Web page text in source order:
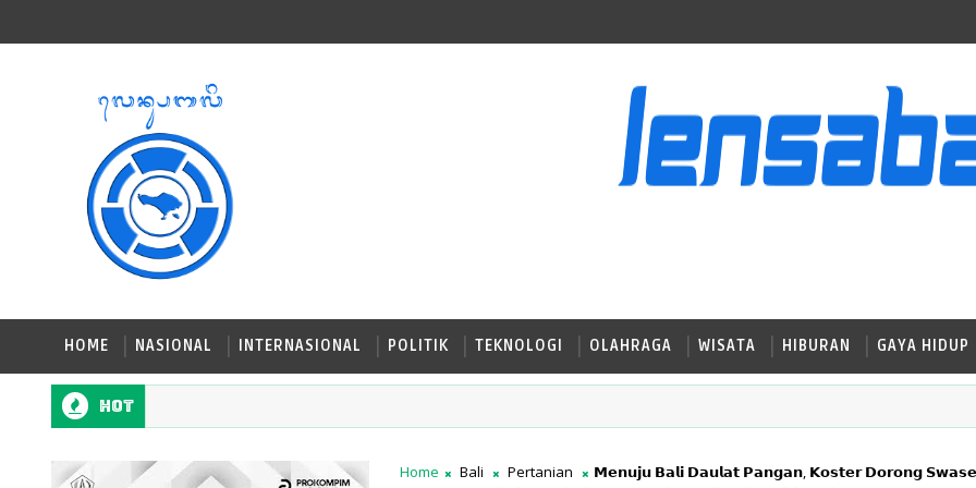
HOME NASIONAL INTERNASIONAL POLITIK TEKNOLOGI OLAHRAGA WISATA HIBURAN GAYA HIDUP
Hot
Home Bali Pertanian
𝗠𝗲𝗻𝘂𝗷𝘂 𝗕𝗮𝗹𝗶 𝗗𝗮𝘂𝗹𝗮𝘁 𝗣𝗮𝗻𝗴𝗮𝗻, 𝗞𝗼𝘀𝘁𝗲𝗿 𝗗𝗼𝗿𝗼𝗻𝗴